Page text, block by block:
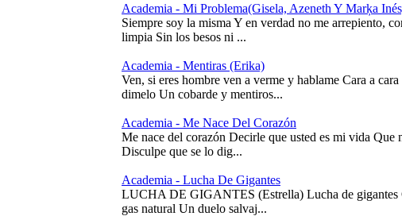
Academia - Mi Problema(Gisela, Azeneth Y Marķa
Siempre soy la misma Y en verdad no me arrepiento,
limpia Sin los besos ni ...
Academia - Mentiras (Erika)
Ven, si eres hombre ven a verme y hablame Cara a
dimelo Un cobarde y mentiros...
Academia - Me Nace Del Corazón
Me nace del corazón Decirle que usted es mi vida Que
Disculpe que se lo dig...
Academia - Lucha De Gigantes
LUCHA DE GIGANTES (Estrella) Lucha de gigantes
gas natural Un duelo salvaj...